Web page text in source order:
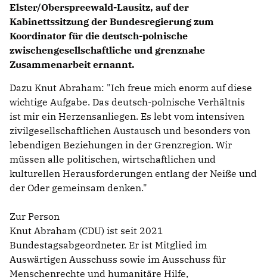
Elster/Oberspreewald-Lausitz, auf der
Kabinettssitzung der Bundesregierung zum
Koordinator für die deutsch-polnische
zwischengesellschaftliche und grenznahe
Zusammenarbeit ernannt.
Dazu Knut Abraham: "Ich freue mich enorm auf diese
wichtige Aufgabe. Das deutsch-polnische Verhältnis
ist mir ein Herzensanliegen. Es lebt vom intensiven
zivilgesellschaftlichen Austausch und besonders von
lebendigen Beziehungen in der Grenzregion. Wir
müssen alle politischen, wirtschaftlichen und
kulturellen Herausforderungen entlang der Neiße und
der Oder gemeinsam denken."
Zur Person
Knut Abraham (CDU) ist seit 2021
Bundestagsabgeordneter. Er ist Mitglied im
Auswärtigen Ausschuss sowie im Ausschuss für
Menschenrechte und humanitäre Hilfe,